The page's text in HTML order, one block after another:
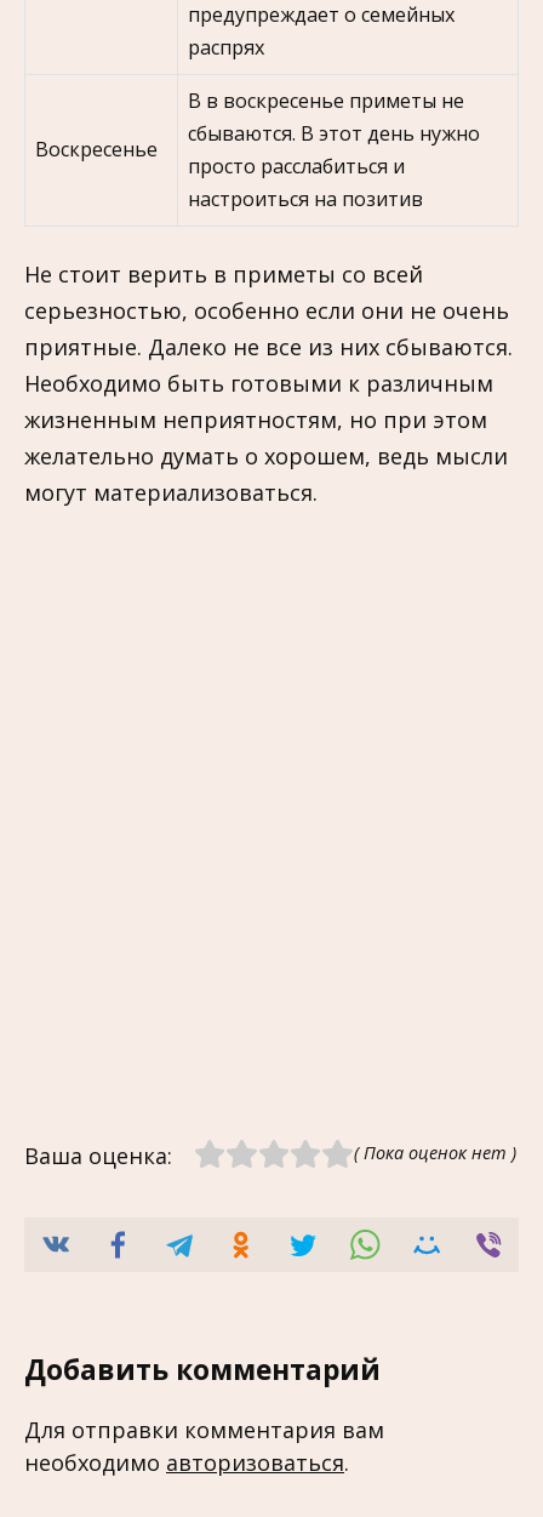
предупреждает о семейных
распрях
Воскресенье
В в воскресенье приметы не
сбываются. В этот день нужно
просто расслабиться и
настроиться на позитив
Не стоит верить в приметы со всей
серьезностью, особенно если они не очень
приятные. Далеко не все из них сбываются.
Необходимо быть готовыми к различным
жизненным неприятностям, но при этом
желательно думать о хорошем, ведь мысли
могут материализоваться.
Ваша оценка: ( Пока оценок нет )
Добавить комментарий
Для отправки комментария вам
необходимо авторизоваться.